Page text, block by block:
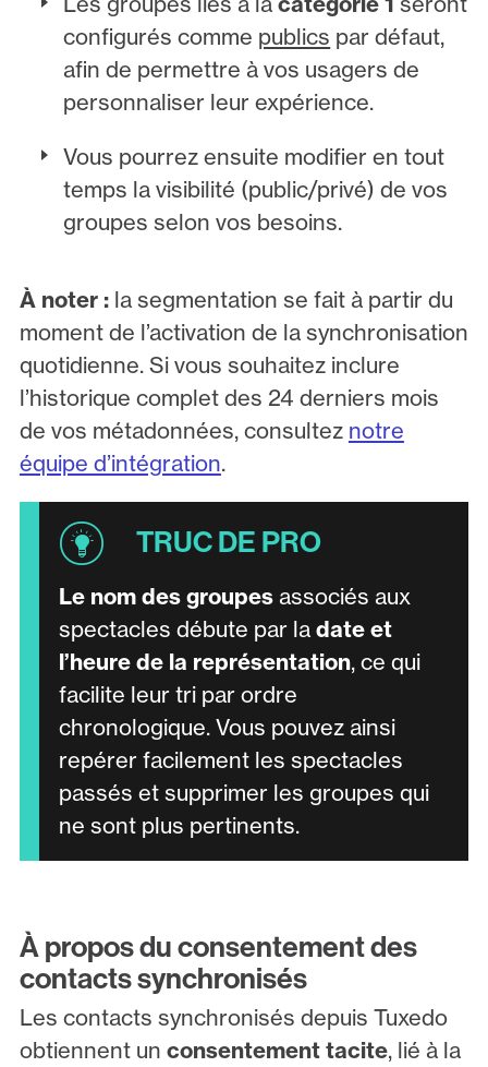
configurés comme publics par défaut,
afin de permettre à vos usagers de
personnaliser leur expérience.
Vous pourrez ensuite modifier en tout
temps la visibilité (public/privé) de vos
groupes selon vos besoins.
À noter : la segmentation se fait à partir du
moment de l’activation de la synchronisation
quotidienne. Si vous souhaitez inclure
l’historique complet des 24 derniers mois
de vos métadonnées, consultez notre
équipe d’intégration.
Le nom des groupes associés aux
spectacles débute par la date et
l’heure de la représentation, ce qui
facilite leur tri par ordre
chronologique. Vous pouvez ainsi
repérer facilement les spectacles
passés et supprimer les groupes qui
ne sont plus pertinents.
À propos du consentement des
contacts synchronisés
Les contacts synchronisés depuis Tuxedo
obtiennent un consentement tacite, lié à la